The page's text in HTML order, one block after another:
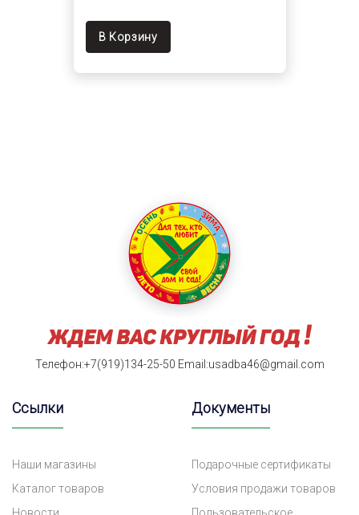
В Корзину
Телефон:+7(919)134-25-50 Email:usadba46@gmail.com
Ссылки
Наши магазины
Каталог товаров
Документы
Подарочные сертификаты
Условия продажи товаров